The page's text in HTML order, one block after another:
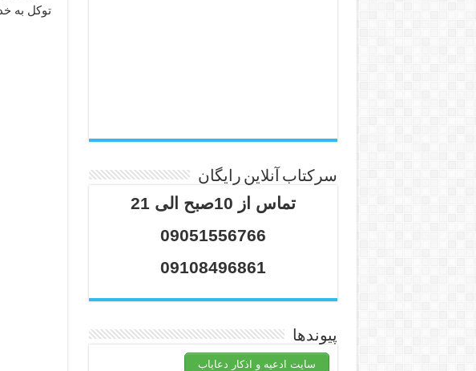
توکل به
سرکتاب آنلاین رایگان
تماس از 10صبح الی 21
09051556766
09108496861
پیوندها
سایت ادعیه و اذکار دعایاب